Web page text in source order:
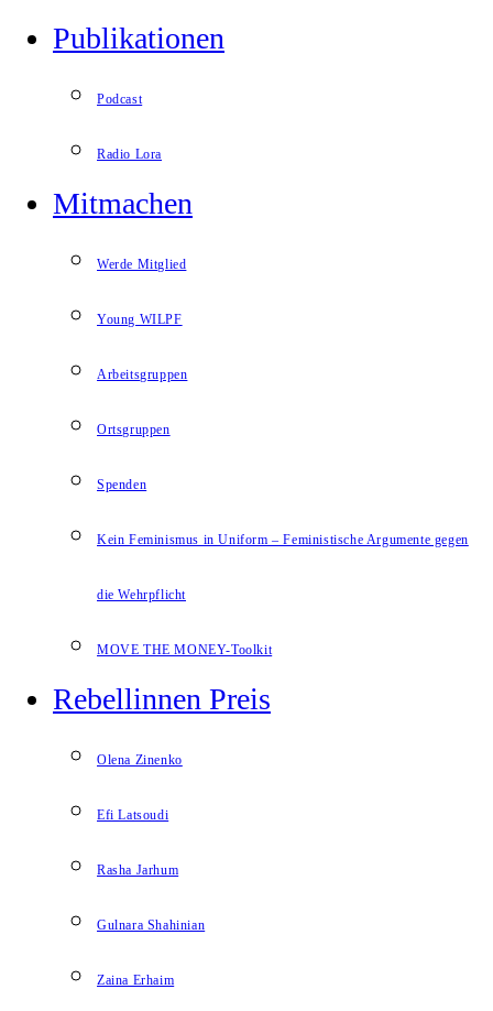
Publikationen
Podcast
Radio Lora
Mitmachen
Werde Mitglied
Young WILPF
Arbeitsgruppen
Ortsgruppen
Spenden
Kein Feminismus in Uniform – Feministische Argumente gegen
die Wehrpflicht
MOVE THE MONEY-Toolkit
Rebellinnen Preis
Olena Zinenko
Efi Latsoudi
Rasha Jarhum
Gulnara Shahinian
Zaina Erhaim